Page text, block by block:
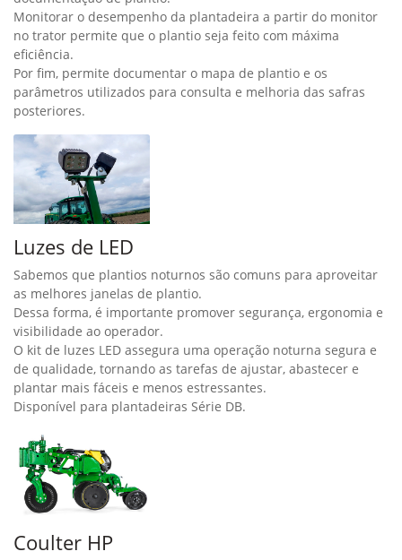
Monitorar o desempenho da plantadeira a partir do monitor
no trator permite que o plantio seja feito com máxima
eficiência.
Por fim, permite documentar o mapa de plantio e os
parâmetros utilizados para consulta e melhoria das safras
posteriores.
Luzes de LED
Sabemos que plantios noturnos são comuns para aproveitar
as melhores janelas de plantio.
Dessa forma, é importante promover segurança, ergonomia e
visibilidade ao operador.
O kit de luzes LED assegura uma operação noturna segura e
de qualidade, tornando as tarefas de ajustar, abastecer e
plantar mais fáceis e menos estressantes.
Disponível para plantadeiras Série DB.
Coulter HP